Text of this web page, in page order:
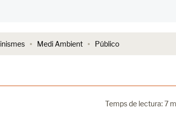
Medi Ambient Público
Temps de lectura: 7